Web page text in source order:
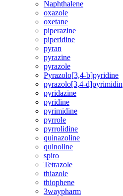
Naphthalene
oxazole
oxetane
piperazine
piperidine
pyran
pyrazine
pyrazole
Pyrazolo[3,4-b]pyridine
pyrazolo[3,4-d]pyrimidin
pyridazine
pyridine
pyrimidine
pyrrole
pyrrolidine
quinazoline
quinoline
spiro
Tetrazole
thiazole
thiophene
3waypharm